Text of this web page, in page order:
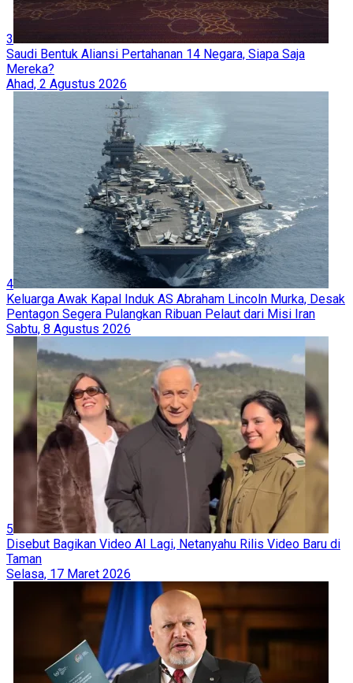
3
Saudi Bentuk Aliansi Pertahanan 14 Negara, Siapa Saja
Mereka?
Ahad, 2 Agustus 2026
4
Keluarga Awak Kapal Induk AS Abraham Lincoln Murka, Desak
Pentagon Segera Pulangkan Ribuan Pelaut dari Misi Iran
Sabtu, 8 Agustus 2026
5
Disebut Bagikan Video AI Lagi, Netanyahu Rilis Video Baru di
Taman
Selasa, 17 Maret 2026